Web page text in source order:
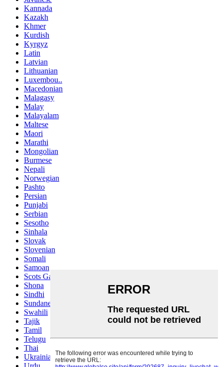
Kannada
Kazakh
Khmer
Kurdish
Kyrgyz
Latin
Latvian
Lithuanian
Luxembou..
Macedonian
Malagasy
Malay
Malayalam
Maltese
Maori
Marathi
Mongolian
Burmese
Nepali
Norwegian
Pashto
Persian
Punjabi
Serbian
Sesotho
Sinhala
Slovak
Slovenian
Somali
Samoan
Scots Gaelic
Shona
Sindhi
Sundanese
Swahili
Tajik
Tamil
Telugu
Thai
Ukrainian